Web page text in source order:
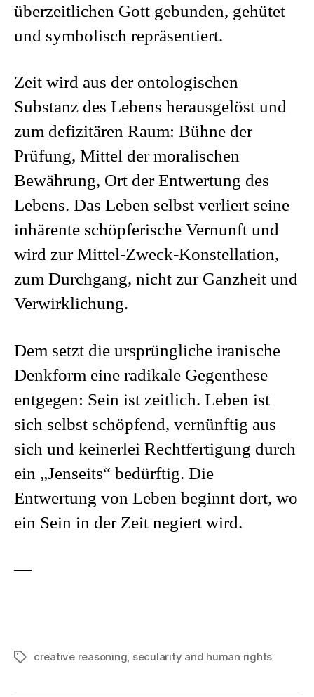
überzeitlichen Gott gebunden, gehütet
und symbolisch repräsentiert.
Zeit wird aus der ontologischen
Substanz des Lebens herausgelöst und
zum defizitären Raum: Bühne der
Prüfung, Mittel der moralischen
Bewährung, Ort der Entwertung des
Lebens. Das Leben selbst verliert seine
inhärente schöpferische Vernunft und
wird zur Mittel-Zweck-Konstellation,
zum Durchgang, nicht zur Ganzheit und
Verwirklichung.
Dem setzt die ursprüngliche iranische
Denkform eine radikale Gegenthese
entgegen: Sein ist zeitlich. Leben ist
sich selbst schöpfend, vernünftig aus
sich und keinerlei Rechtfertigung durch
ein „Jenseits“ bedürftig. Die
Entwertung von Leben beginnt dort, wo
ein Sein in der Zeit negiert wird.
—
Tagscreative reasoning, secularity and human rights